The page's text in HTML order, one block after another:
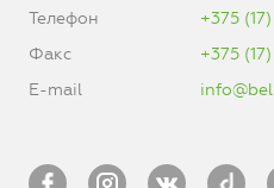
Телефон
+375
Факс
+375
E-mail